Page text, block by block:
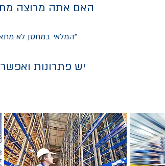
"המלאי במחסן לא
האם אתה מרוצה
יש פתרונות